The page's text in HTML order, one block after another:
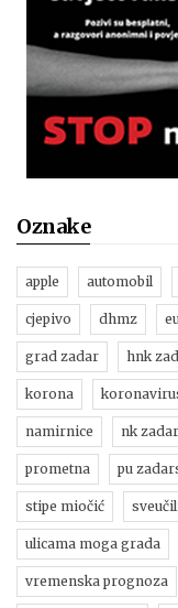
Oznake
apple automobil
cjepivo dhmz eu
grad zadar hnk
korona
namirnice nk zadar
prometna pu
stipe miočić
ulicama moga grada
vremenska prognoza